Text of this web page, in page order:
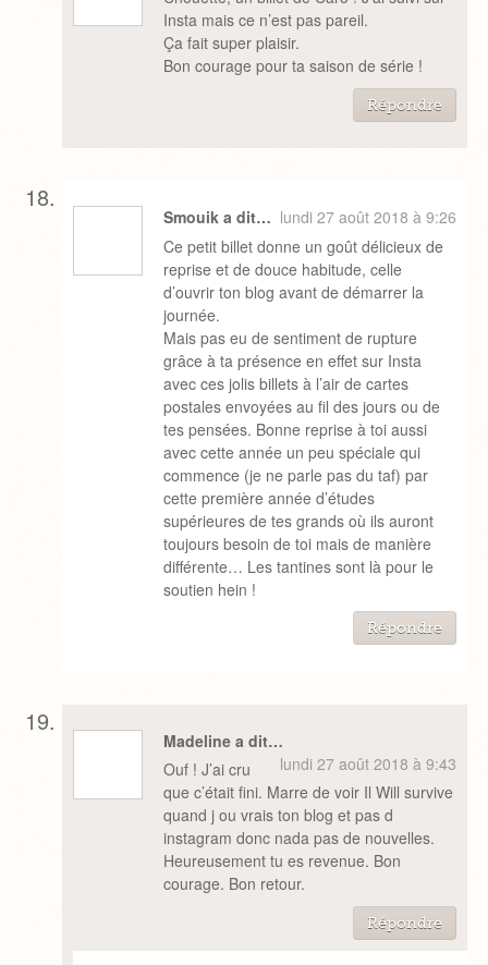
Insta mais ce n’est pas pareil.
Ça fait super plaisir.
Bon courage pour ta saison de série !
Répondre
Smouik a dit… lundi 27 août 2018 à 9:26
Ce petit billet donne un goût délicieux de
reprise et de douce habitude, celle
d’ouvrir ton blog avant de démarrer la
journée.
Mais pas eu de sentiment de rupture
grâce à ta présence en effet sur Insta
avec ces jolis billets à l’air de cartes
postales envoyées au fil des jours ou de
tes pensées. Bonne reprise à toi aussi
avec cette année un peu spéciale qui
commence (je ne parle pas du taf) par
cette première année d’études
supérieures de tes grands où ils auront
toujours besoin de toi mais de manière
différente… Les tantines sont là pour le
soutien hein !
Répondre
Madeline a dit…
lundi 27 août 2018 à 9:43
Ouf ! J’ai cru
que c’était fini. Marre de voir Il Will survive
quand j ou vrais ton blog et pas d
instagram donc nada pas de nouvelles.
Heureusement tu es revenue. Bon
courage. Bon retour.
Répondre